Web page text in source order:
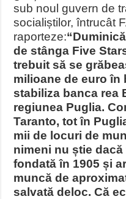
sub noul guvern de
socialiștilor, întrucât
raporteze:
de stânga Five
trebuit să se
milioane de euro în
stabiliza banca rea
regiunea Puglia.
Taranto, tot în
mii de locuri de
nimeni nu știe
fondată în 1905 și
muncă de
salvată deloc. Că